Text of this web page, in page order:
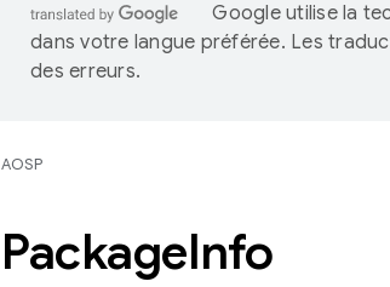
Google utilise la
dans votre langue préférée. Les
des erreurs.
AOSP
PackageInfo